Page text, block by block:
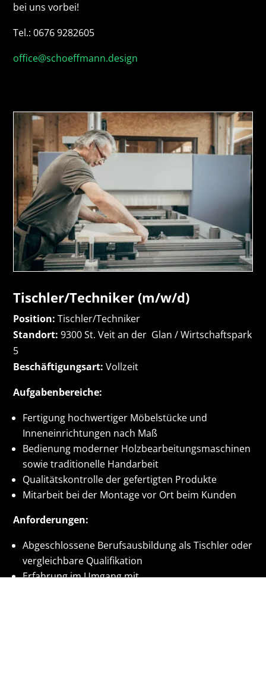
bei uns vorbei!
Tel.: 0676 9282605
office@schoeffmann.design
Tischler/Techniker (m/w/d)
Position: Tischler/Techniker
Standort: 9300 St. Veit an der Glan / Wirtschaftspark
5
Beschäftigungsart: Vollzeit
Aufgabenbereiche:
Fertigung hochwertiger Möbelstücke und
Inneneinrichtungen nach Maß
Bedienung moderner Holzbearbeitungsmaschinen
sowie traditionelle Handarbeit
Qualitätskontrolle der gefertigten Produkte
Mitarbeit bei der Montage vor Ort beim Kunden
Anforderungen:
Abgeschlossene Berufsausbildung als Tischler oder
vergleichbare Qualifikation
Erfahrung im Umgang mit